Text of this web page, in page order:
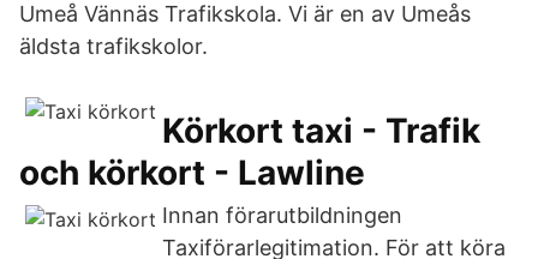
Umeå Vännäs Trafikskola. Vi är en av Umeås
äldsta trafikskolor.
Körkort taxi - Trafik
och körkort - Lawline
Innan förarutbildningen
Taxiförarlegitimation. För att köra